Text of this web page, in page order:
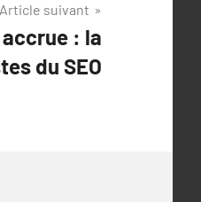
Article suivant
: la
du SEO